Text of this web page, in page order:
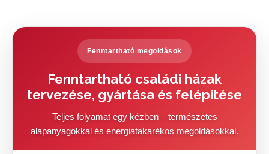
Fenntartható megoldások
Fenntartható családi házak
tervezése, gyártása és felépítése
Teljes folyamat egy kézben – természetes
alapanyagokkal és energiatakarékos megoldásokkal.